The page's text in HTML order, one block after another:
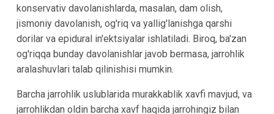
konservativ davolanishlarda, masalan, dam olish,
jismoniy davolanish, og'riq va yallig'lanishga qarshi
dorilar va epidural in'ektsiyalar ishlatiladi. Biroq, ba'zan
og'riqqa bunday davolanishlar javob bermasa, jarrohlik
aralashuvlari talab qilinishisi mumkin.
Barcha jarrohlik uslublarida murakkablik xavfi mavjud, va
jarrohlikdan oldin barcha xavf haqida jarrohingiz bilan